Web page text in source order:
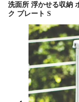
洗面所 浮かせる収納
ク プレート S